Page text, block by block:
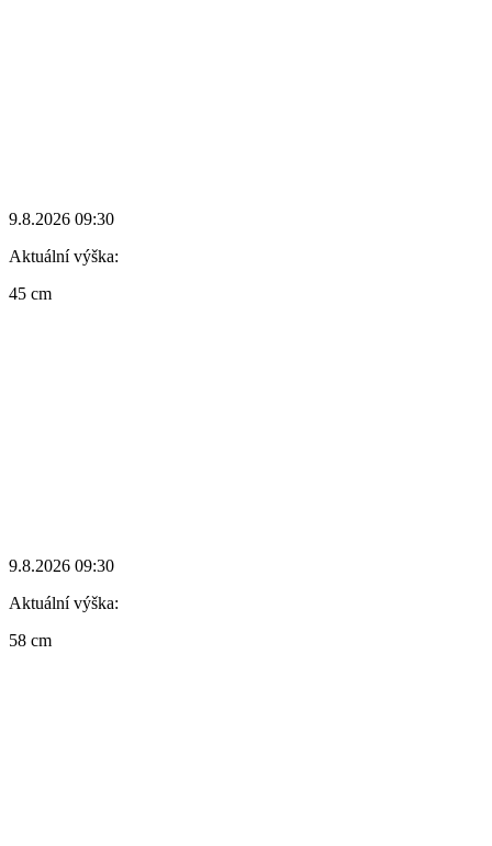
9.8.2026 09:30
Aktuální výška:
45 cm
9.8.2026 09:30
Aktuální výška:
58 cm